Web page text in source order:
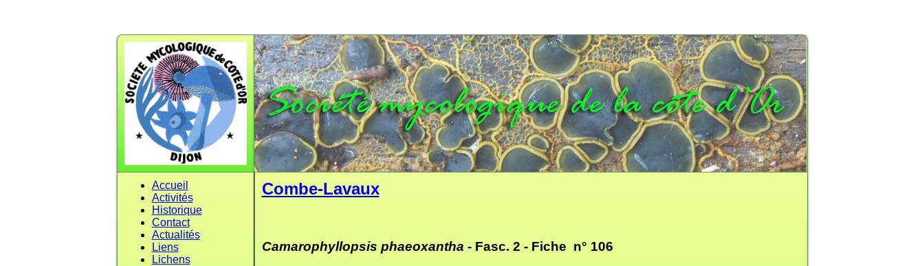
Accueil
Activités
Historique
Contact
Actualités
Liens
Lichens
Combe-Lavaux
Camarophyllopsis phaeoxantha - Fasc. 2 - Fiche n° 106